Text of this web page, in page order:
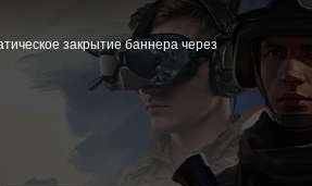
закрытие баннера через